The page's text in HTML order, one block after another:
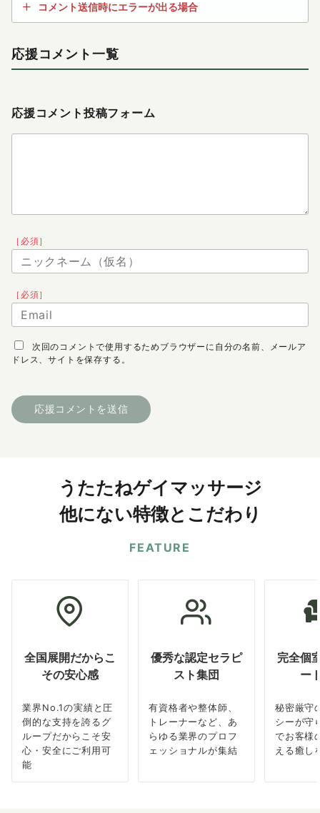
コメント送信時にエラーが出る場合
応援コメント一覧
応援コメント投稿フォーム
［必須］
［必須］
次回のコメントで使用するためブラウザーに自分の名前、メールア
ドレス、サイトを保存する。
うたたねゲイマッサージ
他にない特徴とこだわり
FEATURE
全国展開だからこ
その安心感
業界No.1の実績と圧
倒的な支持を誇るグ
ループだからこそ安
心・安全にご利用可
能
優秀な認定セラピ
スト集団
有資格者や整体師、
トレーナーなど、あ
らゆる業界のプロフ
ェッショナルが集結
完全個
ー
秘密厳守
シーが守
でお客様
える癒し